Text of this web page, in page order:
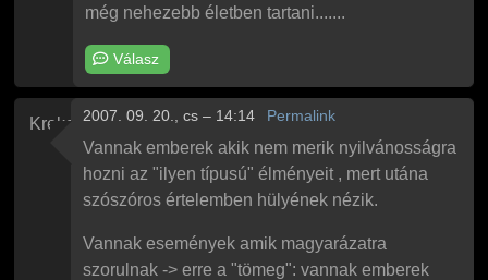
még nehezebb életben tartani.......
Válasz
Kreko 2007. 09. 20., cs – 14:14 Permalink
Vannak emberek akik nem merik nyilvánosságra
hozni az "ilyen típusú" élményeit , mert utána
szószóros értelemben hülyének nézik.
Vannak események amik magyarázatra
szorulnak -> erre a "tömeg": vannak emberek